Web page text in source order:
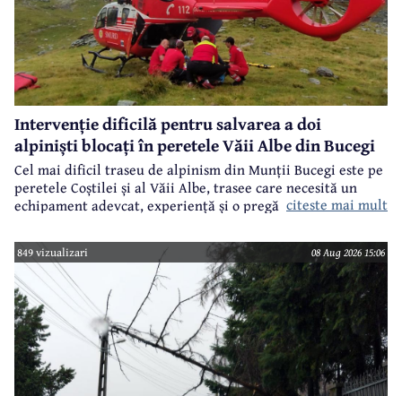
Intervenție dificilă pentru salvarea a doi
alpiniști blocați în peretele Văii Albe din Bucegi
Cel mai dificil traseu de alpinism din Munții Bucegi este pe
peretele Coștilei și al Văii Albe, trasee care necesită un
echipament adevcat, experiență și o pregătire specifică.
citeste mai mult
849 vizualizari 08 Aug 2026 15:06